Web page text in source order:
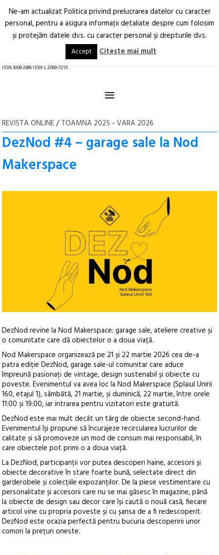
Arhitectură.
Oraș.
RO EN
ISSN 3008-2986 ISSN-L 2069-721X
≡
REVISTA ONLINE/TOAMNA 2025 - VARA 2026
DezNod #4 – garage sale la Nod
Makerspace
DezNod revine la Nod Makerspace: garage sale, ateliere creative și
o comunitate care dă obiectelor o a doua viață.
Nod Makerspace organizează pe 21 și 22 martie 2026 cea de-a
patra ediție DezNod, garage sale-ul comunitar care aduce
împreună pasionați de vintage, design sustenabil și obiecte cu
poveste. Evenimentul va avea loc la Nod Makerspace (Splaiul Unirii
160, etajul 1), sâmbătă, 21 martie, și duminică, 22 martie, între orele
11:00 și 19:00, iar intrarea pentru vizitatori este gratuită.
DezNod este mai mult decât un târg de obiecte second-hand.
Evenimentul își propune să încurajeze recircularea lucrurilor de
calitate și să promoveze un mod de consum mai responsabil, în
care obiectele pot primi o a doua viață.
La DezNod, participanții vor putea descoperi haine, accesorii și
obiecte decorative în stare foarte bună, selectate direct din
garderobele și colecțiile expozanților. De la piese vestimentare cu
personalitate și accesorii care nu se mai găsesc în magazine, până
la obiecte de design sau decor care își caută o nouă casă, fiecare
articol vine cu propria poveste și cu șansa de a fi redescoperit.
DezNod este ocazia perfectă pentru bucuria descoperirii unor
comori la prețuri oneste.
Ne-am actualizat Politica privind prelucrarea datelor cu caracter
personal, pentru a asigura informaţii detaliate despre cum folosim
şi protejăm datele dvs. cu caracter personal şi drepturile dvs.
Accept Citeste mai mult